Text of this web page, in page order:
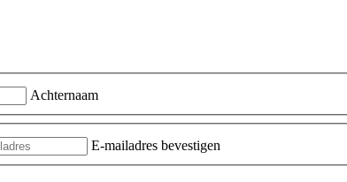
Achternaam
E-mailadres bevestigen